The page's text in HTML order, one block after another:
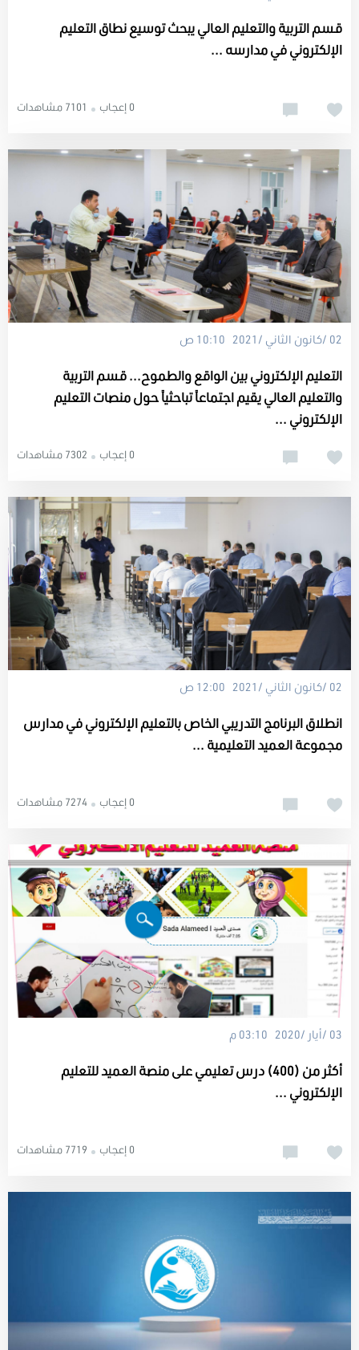
قسم التربية والتعليم العالي يبحث توسيع نطاق التعليم
الإلكتروني في مدارسه ...
7101 مشاهدات 0 إعجاب
02 /كانون الثاني /2021 10:10 ص
التعليم الإلكتروني بين الواقع والطموح... قسم التربية
والتعليم العالي يقيم اجتماعاً تباحثياً حول منصات التعليم
الإلكتروني ...
7302 مشاهدات 0 إعجاب
02 /كانون الثاني /2021 12:00 ص
انطلاق البرنامج التدريبي الخاص بالتعليم الإلكتروني في مدارس
مجموعة العميد التعليمية ...
7274 مشاهدات 0 إعجاب
03 /أيار /2020 03:10 م
أكثر من (400) درس تعليمي على منصة العميد للتعليم
الإلكتروني ...
7719 مشاهدات 0 إعجاب